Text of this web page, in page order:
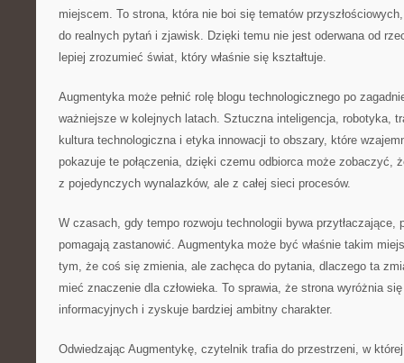
miejscem. To strona, która nie boi się tematów
do realnych pytań i zjawisk. Dzięki temu nie jest oderwana od
lepiej zrozumieć świat, który właśnie się kształtuje.
Augmentyka może pełnić rolę blogu technologicznego po
ważniejsze w kolejnych latach. Sztuczna inteligencja, robotyka,
kultura technologiczna i etyka innowacji to obszary, które
pokazuje te połączenia, dzięki czemu odbiorca może zobaczyć,
z pojedynczych wynalazków, ale z całej sieci procesów.
W czasach, gdy tempo rozwoju technologii bywa przytłaczające,
pomagają zastanowić. Augmentyka może być właśnie takim
tym, że coś się zmienia, ale zachęca do pytania, dlaczego ta
mieć znaczenie dla człowieka. To sprawia, że strona wyróżnia
informacyjnych i zyskuje bardziej ambitny charakter.
Odwiedzając Augmentykę, czytelnik trafia do przestrzeni, w